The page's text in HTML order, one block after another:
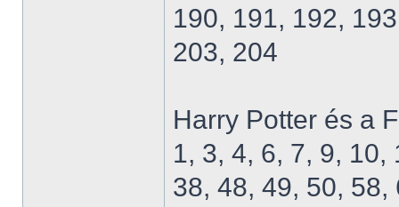
190, 191, 192,
203, 204
Harry Potter és a
1, 3, 4, 6, 7, 9,
38, 48, 49, 50,